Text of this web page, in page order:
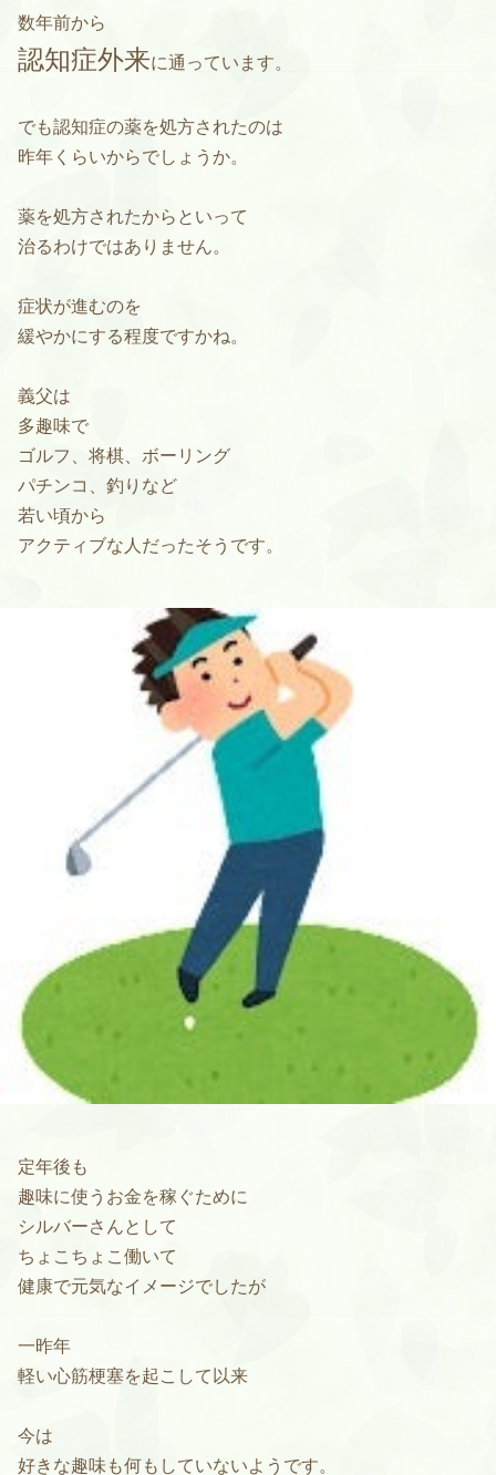
数年前から
認知症外来に通っています。
でも認知症の薬を処方されたのは
昨年くらいからでしょうか。
薬を処方されたからといって
治るわけではありません。
症状が進むのを
緩やかにする程度ですかね。
義父は
多趣味で
ゴルフ、将棋、ボーリング
パチンコ、釣りなど
若い頃から
アクティブな人だったそうです。
定年後も
趣味に使うお金を稼ぐために
シルバーさんとして
ちょこちょこ働いて
健康で元気なイメージでしたが
一昨年
軽い心筋梗塞を起こして以来
今は
好きな趣味も何もしていないようです。